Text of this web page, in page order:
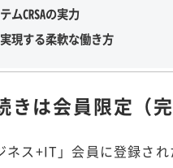
ムCRSAの実力
現する柔軟な働き方
きは会員限定（
ネス+IT」会員に登録され